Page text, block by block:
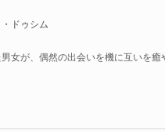
ドゥシム
女が、偶然の出会いを機に互いを癒